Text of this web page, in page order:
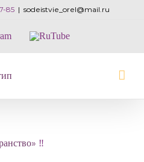
85 | sodeistvie_orel@mail.ru
RuTube
‼